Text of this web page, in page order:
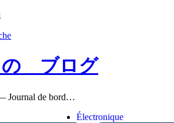
ブログ
Journal de bord…
Électronique